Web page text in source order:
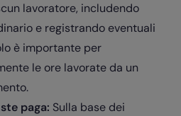
lavoratore, includendo
e registrando eventuali
è importante per
le ore lavorate da un
paga: Sulla base dei